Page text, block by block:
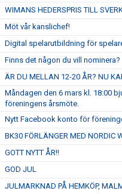
WIMANS HEDERSPRIS TILL
Möt vår kanslichef!
Digital spelarutbildning för
Finns det någon du vill nominera?
ÄR DU MELLAN 12-20 ÅR? NU
Måndagen den 6 mars kl. 18:00
föreningens årsmöte.
Nytt Facebook konto för
BK30 FÖRLÄNGER MED NORDIC
GOTT NYTT ÅR!!
GOD JUL
JULMARKNAD PÅ HEMKÖP,